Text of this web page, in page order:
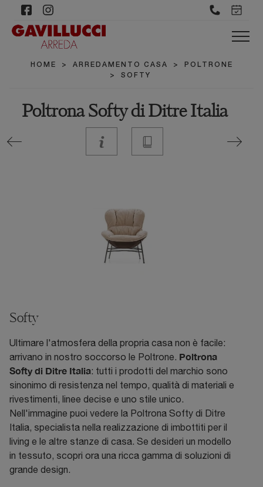
HOME > ARREDAMENTO CASA >
POLTRONE
>
SOFTY
Poltrona Softy di Ditre Italia
Softy
Ultimare l'atmosfera della propria casa non è facile:
arrivano in nostro soccorso le Poltrone. Poltrona
Softy di Ditre Italia: tutti i prodotti del marchio sono
sinonimo di resistenza nel tempo, qualità di materiali e
rivestimenti, linee decise e uno stile unico.
Nell'immagine puoi vedere la Poltrona Softy di Ditre
Italia, specialista nella realizzazione di imbottiti per il
living e le altre stanze di casa. Se desideri un modello
in tessuto, scopri ora una ricca gamma di soluzioni di
grande design.